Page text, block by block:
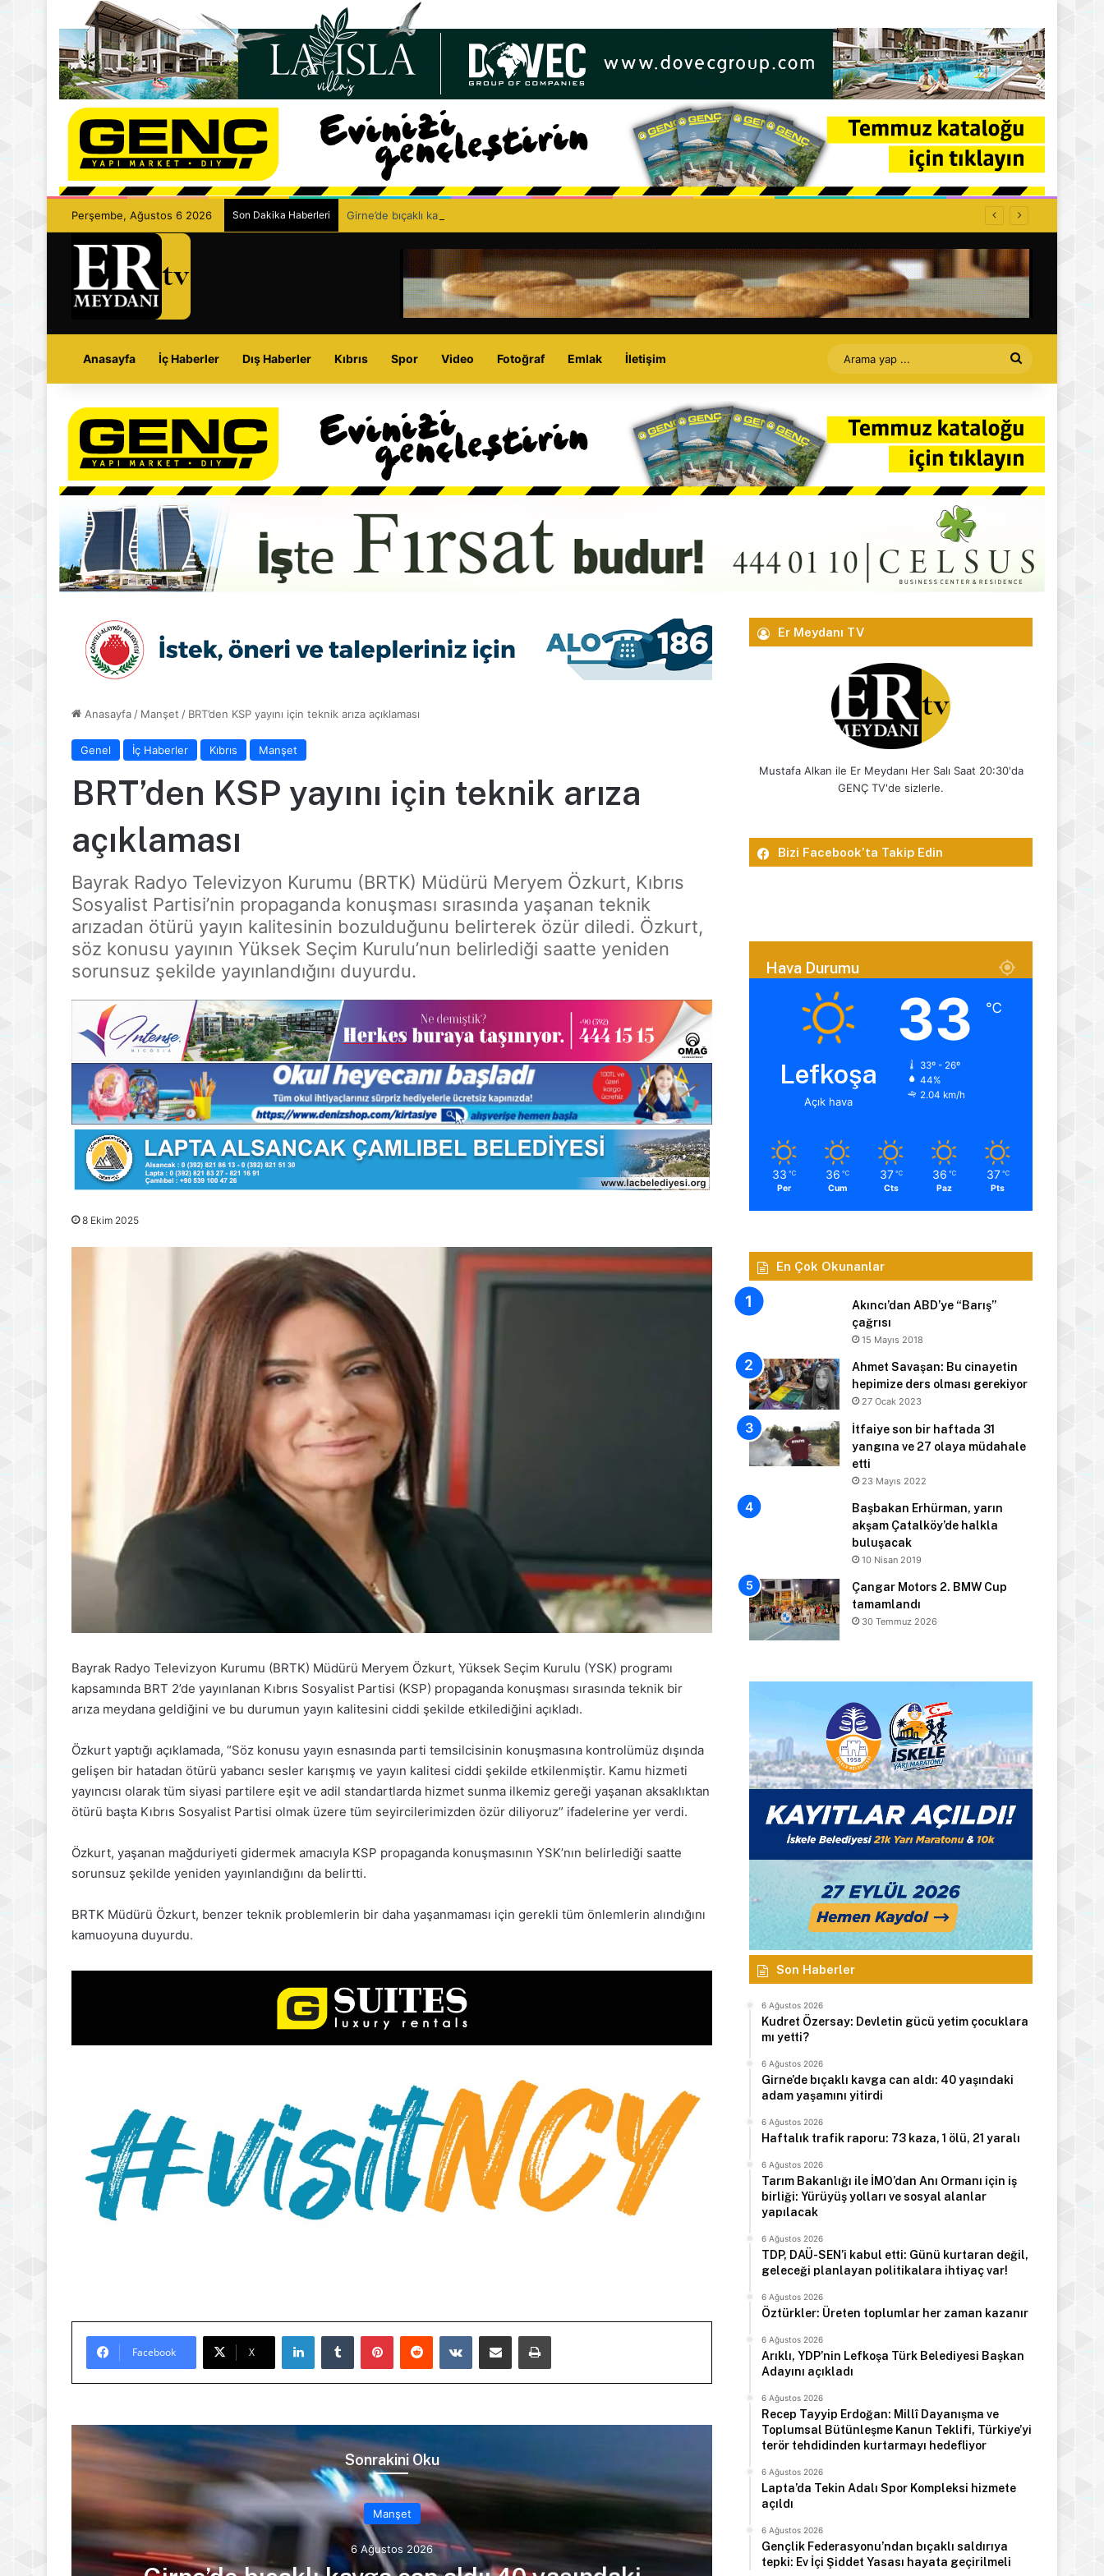
Perşembe, Ağustos 6 2026 Son Dakika Haberleri Girne’de bıçaklı kavga can aldı: 40 yaşındaki adam yaşamını yitirdi
Anasayfa İç Haberler Dış Haberler Kıbrıs Spor Video Fotoğraf Emlak İletişim
Arama
yap
...
Anasayfa / Manşet / BRT’den KSP yayını için teknik arıza açıklaması
Genel İç Haberler Kıbrıs Manşet
BRT’den KSP yayını için teknik arıza
açıklaması
Bayrak Radyo Televizyon Kurumu (BRTK) Müdürü Meryem Özkurt, Kıbrıs
Sosyalist Partisi’nin propaganda konuşması sırasında yaşanan teknik
arızadan ötürü yayın kalitesinin bozulduğunu belirterek özür diledi. Özkurt,
söz konusu yayının Yüksek Seçim Kurulu’nun belirlediği saatte yeniden
sorunsuz şekilde yayınlandığını duyurdu.
8 Ekim 2025
Bayrak Radyo Televizyon Kurumu (BRTK) Müdürü Meryem Özkurt, Yüksek Seçim Kurulu (YSK) programı
kapsamında BRT 2’de yayınlanan Kıbrıs Sosyalist Partisi (KSP) propaganda konuşması sırasında teknik bir
arıza meydana geldiğini ve bu durumun yayın kalitesini ciddi şekilde etkilediğini açıkladı.
Özkurt yaptığı açıklamada, “Söz konusu yayın esnasında parti temsilcisinin konuşmasına kontrolümüz dışında
gelişen bir hatadan ötürü yabancı sesler karışmış ve yayın kalitesi ciddi şekilde etkilenmiştir. Kamu hizmeti
yayıncısı olarak tüm siyasi partilere eşit ve adil standartlarda hizmet sunma ilkemiz gereği yaşanan aksaklıktan
ötürü başta Kıbrıs Sosyalist Partisi olmak üzere tüm seyircilerimizden özür diliyoruz” ifadelerine yer verdi.
Özkurt, yaşanan mağduriyeti gidermek amacıyla KSP propaganda konuşmasının YSK’nın belirlediği saatte
sorunsuz şekilde yeniden yayınlandığını da belirtti.
BRTK Müdürü Özkurt, benzer teknik problemlerin bir daha yaşanmaması için gerekli tüm önlemlerin alındığını
kamuoyuna duyurdu.
Facebook X
LinkedInTumblr PinterestReddit VKontakteE-Posta ile paylaş Yazdır
Sonrakini Oku
Manşet
6 Ağustos 2026
6 Ağustos 2026
Er Meydanı TV
Mustafa Alkan ile Er Meydanı Her Salı Saat 20:30'da
GENÇ TV'de sizlerle.
Bizi Facebook’ta Takip Edin
Hava Durumu
Lefkoşa
Açık hava
33 ℃
33º - 26º
44%
2.04 km/h
33 ℃
Per
36 ℃
Cum
37 ℃
Cts
36 ℃
Paz
37 ℃
Pts
En Çok Okunanlar
Akıncı’dan ABD’ye “Barış”
çağrısı
15 Mayıs 2018
Ahmet Savaşan: Bu cinayetin
hepimize ders olması gerekiyor
27 Ocak 2023
İtfaiye son bir haftada 31
yangına ve 27 olaya müdahale
etti
23 Mayıs 2022
Başbakan Erhürman, yarın
akşam Çatalköy’de halkla
buluşacak
10 Nisan 2019
Çangar Motors 2. BMW Cup
tamamlandı
30 Temmuz 2026
Son Haberler
6 Ağustos 2026
Kudret Özersay: Devletin gücü yetim çocuklara
mı yetti?
6 Ağustos 2026
Girne’de bıçaklı kavga can aldı: 40 yaşındaki
adam yaşamını yitirdi
6 Ağustos 2026
Haftalık trafik raporu: 73 kaza, 1 ölü, 21 yaralı
6 Ağustos 2026
Tarım Bakanlığı ile İMO’dan Anı Ormanı için iş
birliği: Yürüyüş yolları ve sosyal alanlar
yapılacak
6 Ağustos 2026
TDP, DAÜ-SEN’i kabul etti: Günü kurtaran değil,
geleceği planlayan politikalara ihtiyaç var!
6 Ağustos 2026
Öztürkler: Üreten toplumlar her zaman kazanır
6 Ağustos 2026
Arıklı, YDP’nin Lefkoşa Türk Belediyesi Başkan
Adayını açıkladı
6 Ağustos 2026
Recep Tayyip Erdoğan: Millî Dayanışma ve
Toplumsal Bütünleşme Kanun Teklifi, Türkiye’yi
terör tehdidinden kurtarmayı hedefliyor
6 Ağustos 2026
Lapta’da Tekin Adalı Spor Kompleksi hizmete
açıldı
6 Ağustos 2026
Gençlik Federasyonu’ndan bıçaklı saldırıya
tepki: Ev İçi Şiddet Yasası hayata geçirilmeli